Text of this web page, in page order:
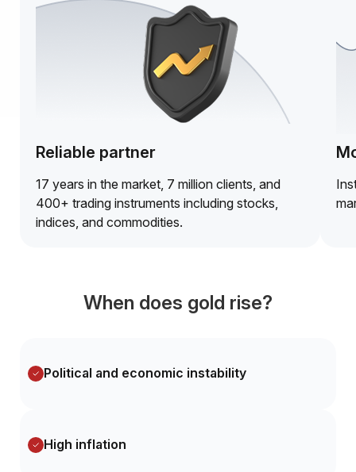
Reliable partner
17 years in the market, 7 million clients, and
400+ trading instruments including stocks,
indices, and commodities.
When does gold rise?
Political and economic instability
High inflation